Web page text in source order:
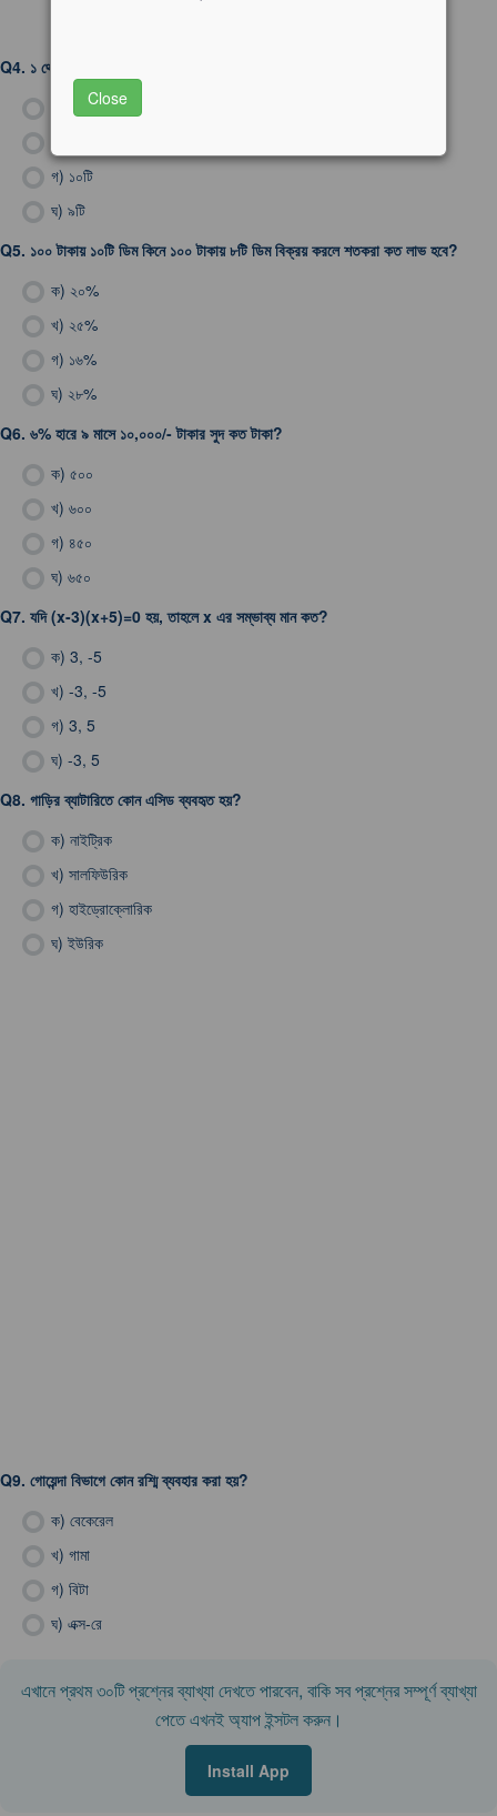
Q4. ১ থেকে ৩০ পর্যন্ত মৌলিক সংখ্যা আছে কতটি?
১১টি
গ) ১০টি
ঘ) ৯টি
Q5. ১০০ টাকায় ১০টি ডিম কিনে ১০০ টাকায় ৮টি ডিম বিক্রয় করলে শতকরা কত লাভ হবে?
ক) ২০%
খ) ২৫%
গ) ১৬%
ঘ) ২৮%
Q6. ৬% হারে ৯ মাসে ১০,০০০/- টাকার সুদ কত টাকা?
ক) ৫০০
খ) ৬০০
গ) ৪৫০
ঘ) ৬৫০
Q7. যদি (x-3)(x+5)=0 হয়, তাহলে x এর সম্ভাব্য মান কত?
ক) 3, -5
খ) -3, -5
গ) 3, 5
ঘ) -3, 5
Q8. গাড়ির ব্যাটারিতে কোন এসিড ব্যবহৃত হয়?
ক) নাইট্রিক
খ) সালফিউরিক
গ) হাইড্রোক্লোরিক
ঘ) ইউরিক
Q9. গোয়েন্দা বিভাগে কোন রশ্মি ব্যবহার করা হয়?
ক) বেকেরেল
খ) গামা
গ) বিটা
ঘ) এক্স-রে
এখানে প্রথম ৩০টি প্রশ্নের ব্যাখ্যা দেখতে পারবেন, বাকি সব প্রশ্নের সম্পূর্ণ ব্যাখ্যা
পেতে এখনই অ্যাপ ইন্সটল করুন।
Install App
Close